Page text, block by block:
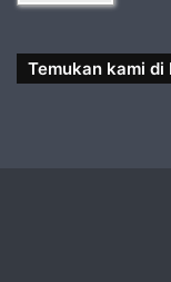
Temukan kami di